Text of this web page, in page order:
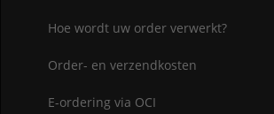
Hoe wordt uw order verwerkt?
Order- en verzendkosten
E-ordering via OCI